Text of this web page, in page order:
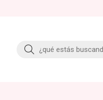
Buscar